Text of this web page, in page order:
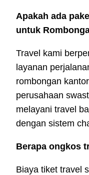
Apakah ada
untuk
Travel kami
layanan
rombongan
perusahaan
melayani travel
dengan sistem
Berapa ongkos
Biaya tiket travel